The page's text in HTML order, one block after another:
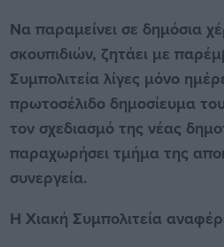
Να παραμείνει σε δημόσια
σκουπιδιών, ζητάει με
Συμπολιτεία λίγες μόνο
πρωτοσέλιδο δημοσίευμα
τον σχεδιασμό της νέας
παραχωρήσει τμήμα της
συνεργεία.
Η Χιακή Συμπολιτεία